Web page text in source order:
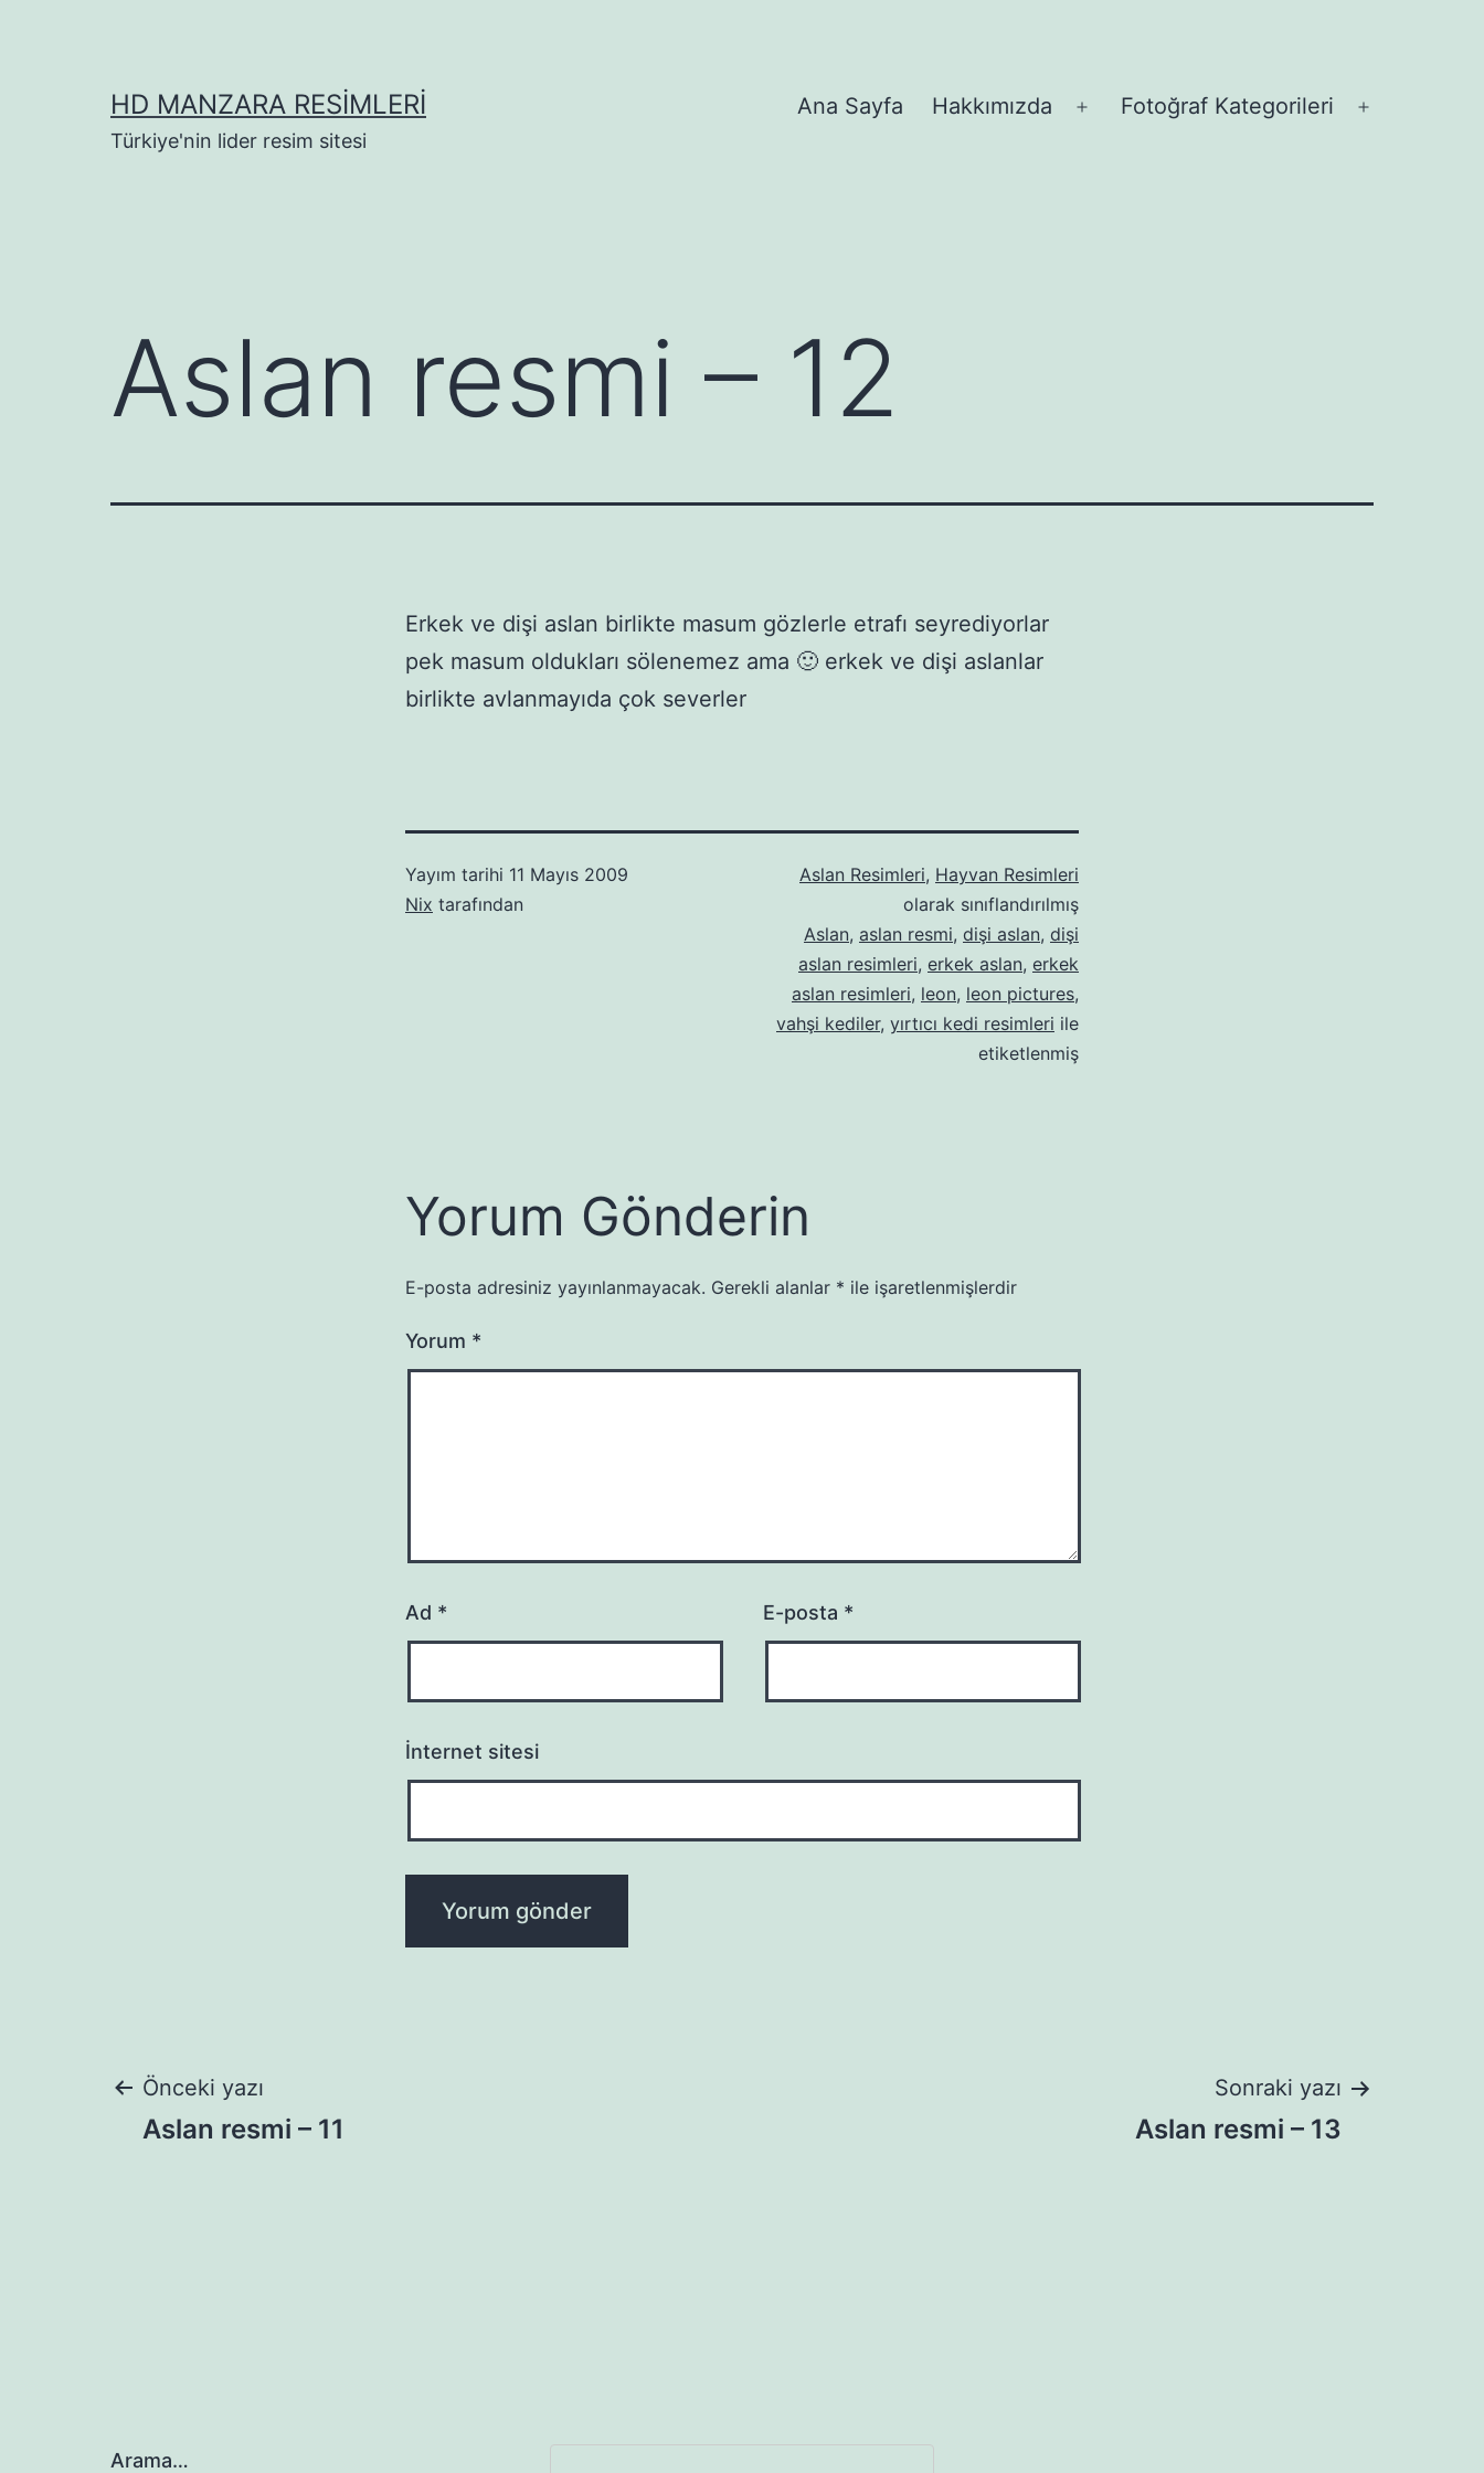
HD MANZARA RESIMLERI
Türkiye'nin lider resim sitesi
Ana Sayfa Hakkımızda
Menüyü
Fotoğraf Kategorileri
Aslan resmi – 12
Erkek ve dişi aslan birlikte masum gözlerle etrafı seyrediyorlar
pek masum oldukları sölenemez ama 🙂 erkek ve dişi aslanlar
birlikte avlanmayıda çok severler
Yayım tarihi 11 Mayıs 2009
Nix tarafından
Aslan Resimleri, Hayvan Resimleri
olarak sınıflandırılmış
Aslan, aslan resmi, dişi aslan, dişi
aslan resimleri, erkek aslan, erkek
aslan resimleri, leon, leon pictures,
vahşi kediler, yırtıcı kedi resimleri ile
etiketlenmiş
Yorum Gönderin
E-posta adresiniz yayınlanmayacak. Gerekli alanlar * ile işaretlenmişlerdir
Yorum *
Ad * E-posta *
İnternet sitesi
Yazı
Önceki yazı
Aslan resmi – 11
Sonraki yazı
Aslan resmi – 13
Arama…